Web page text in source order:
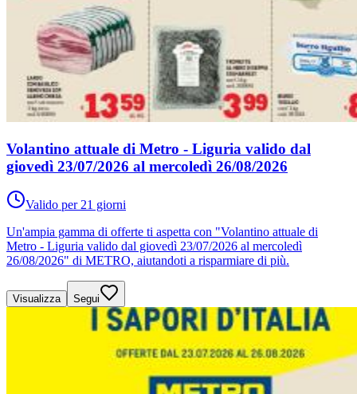
Volantino attuale di Metro - Liguria valido dal
giovedì 23/07/2026 al mercoledì 26/08/2026
Valido per 21 giorni
Un'ampia gamma di offerte ti aspetta con "Volantino attuale di
Metro - Liguria valido dal giovedì 23/07/2026 al mercoledì
26/08/2026" di METRO, aiutandoti a risparmiare di più.
Visualizza Segui